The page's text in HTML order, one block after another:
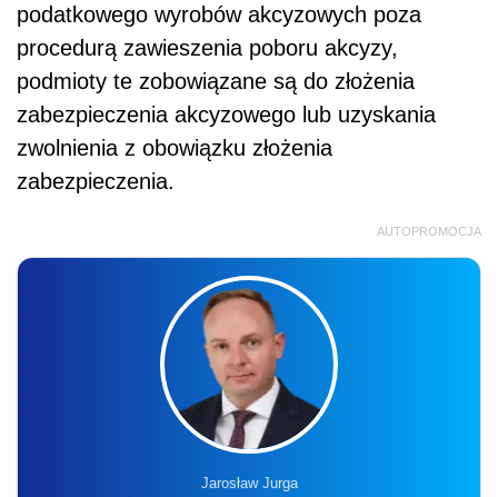
podatkowego wyrobów akcyzowych poza
procedurą zawieszenia poboru akcyzy,
podmioty te zobowiązane są do złożenia
zabezpieczenia akcyzowego lub uzyskania
zwolnienia z obowiązku złożenia
zabezpieczenia.
AUTOPROMOCJA
Jarosław Jurga